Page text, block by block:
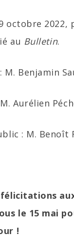
octobre 2022,
au Bulletin.
M. Benjamin
Aurélien
: M. Benoît
le 15 mai
!